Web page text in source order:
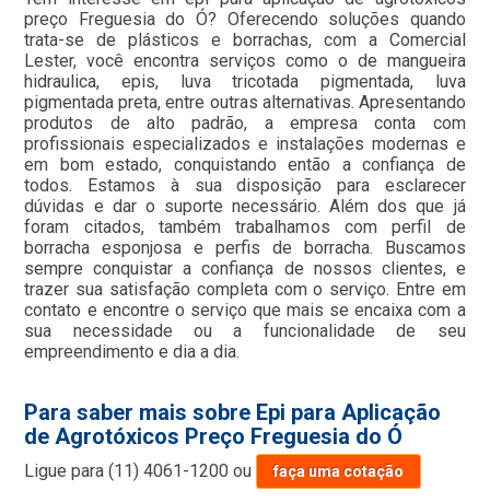
preço Freguesia do Ó? Oferecendo soluções quando
trata-se de plásticos e borrachas, com a Comercial
Lester, você encontra serviços como o de mangueira
hidraulica, epis, luva tricotada pigmentada, luva
pigmentada preta, entre outras alternativas. Apresentando
produtos de alto padrão, a empresa conta com
profissionais especializados e instalações modernas e
em bom estado, conquistando então a confiança de
todos. Estamos à sua disposição para esclarecer
dúvidas e dar o suporte necessário. Além dos que já
foram citados, também trabalhamos com perfil de
borracha esponjosa e perfis de borracha. Buscamos
sempre conquistar a confiança de nossos clientes, e
trazer sua satisfação completa com o serviço. Entre em
contato e encontre o serviço que mais se encaixa com a
sua necessidade ou a funcionalidade de seu
empreendimento e dia a dia.
Para saber mais sobre Epi para Aplicação
de Agrotóxicos Preço Freguesia do Ó
Ligue para(11) 4061-1200 ou faça uma cotação